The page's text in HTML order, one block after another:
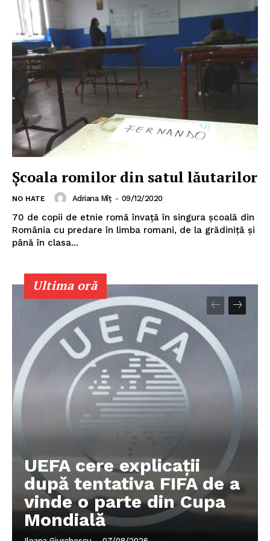
Școala romilor din satul lăutarilor
NO HATE Adriana Mîț - 09/12/2020
70 de copii de etnie romă învață în singura școală din
România cu predare în limba romani, de la grădiniță și
până în clasa...
Ultima oră
UEFA cere explicații
după tentativa FIFA de a
vinde o parte din Cupa
Mondială